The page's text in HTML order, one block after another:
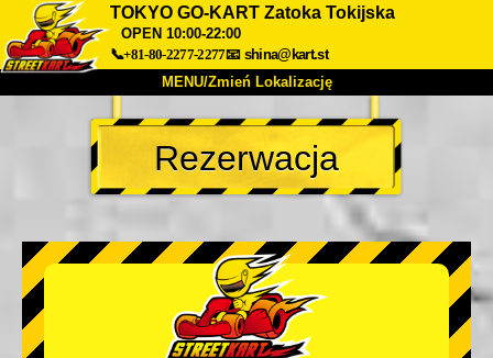
TOKYO GO-KART Zatoka Tokijska
OPEN 10:00-22:00
📞+81-80-2277-2277📧 shina@kart.st
MENU/Zmień Lokalizację
O nas Specyfikacja Cena
Dojazd Opinie
Rezerwacja
Zmień Lokalizację
Tokyo Akihabara#1
Tokyo Akihabara#2
Rezerwacja